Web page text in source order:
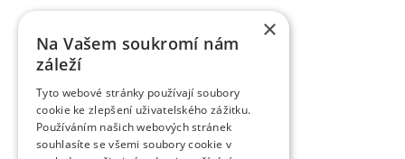
of fruit growing and the breeding of fruit crops
research activity of the institute includes
territory of the Czech Republic as market
submitted to the Register of Results Information.
and applied results. Researchers and scientists
reviewed, as well as in other professional and
publishing Scientific Work on Fruit Growing for 60
×
Na Vašem soukromí nám
záleží
Tyto webové stránky používají soubory
cookie ke zlepšení uživatelského zážitku.
Používáním našich webových stránek
souhlasíte se všemi soubory cookie v